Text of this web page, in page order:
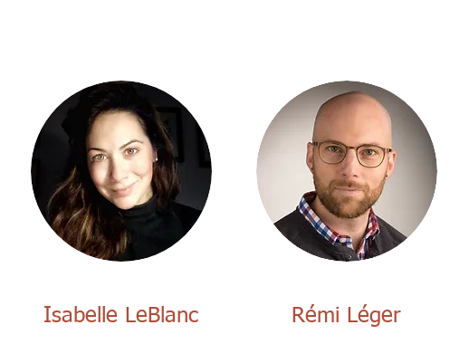
Isabelle LeBlanc Rémi Léger